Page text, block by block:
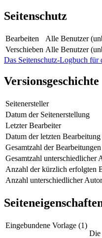
Seitenschutz
Bearbeiten
Alle Benutzer
Verschieben Alle Benutzer
Das Seitenschutz-Logbuch für
Versionsgeschichte
Seitenersteller
Datum der Seitenerstellung
Letzter Bearbeiter
Datum der letzten Bearbeitung
Gesamtzahl der Bearbeitungen
Gesamtzahl unterschiedlicher
Anzahl der kürzlich erfolgten
Anzahl unterschiedlicher
Eingebundene Vorlage (1)
Die